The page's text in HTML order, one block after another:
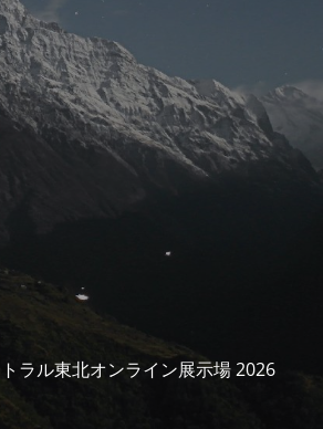
ラル東北オンライン展示場 2026